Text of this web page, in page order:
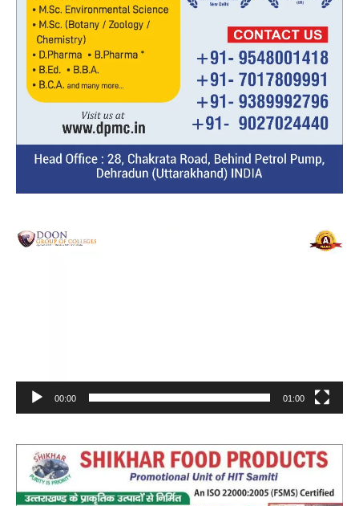
Video
Player
00:00 01:00